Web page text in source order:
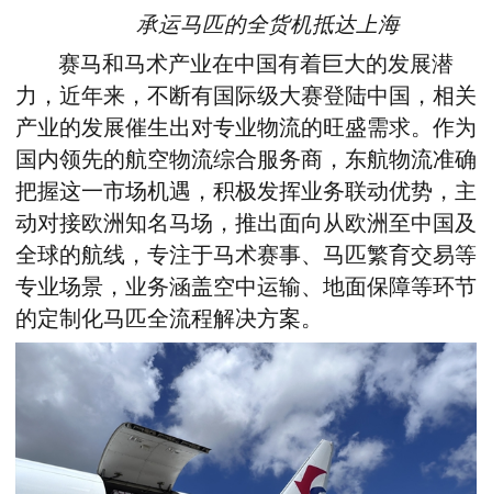
承运马匹的全货机抵达上海
赛马和马术产业在中国有着巨大的发展潜
力，近年来，不断有国际级大赛登陆中国，相关
产业的发展催生出对专业物流的旺盛需求。作为
国内领先的航空物流综合服务商，东航物流准确
把握这一市场机遇，积极发挥业务联动优势，主
动对接欧洲知名马场，推出面向从欧洲至中国及
全球的航线，专注于马术赛事、马匹繁育交易等
专业场景，业务涵盖空中运输、地面保障等环节
的定制化马匹全流程解决方案。